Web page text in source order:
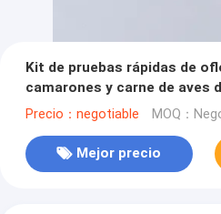
Kit de pruebas rápidas de
camarones y carne de aves
Precio：negotiable MOQ：
Mejor precio